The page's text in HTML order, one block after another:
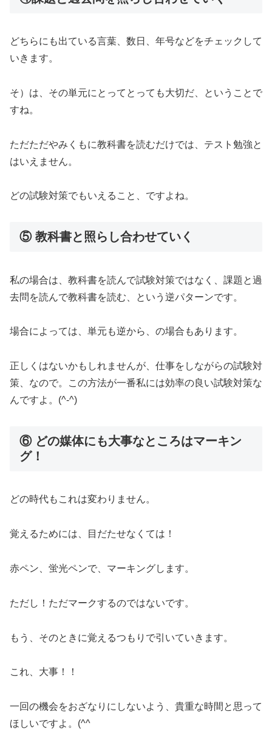
どちらにも出ている言葉、数日、年号などをチェックして
いきます。
そ）は、その単元にとってとっても大切だ、ということで
すね。
ただただやみくもに教科書を読むだけでは、テスト勉強と
はいえません。
どの試験対策でもいえること、ですよね。
⑤ 教科書と照らし合わせていく
私の場合は、教科書を読んで試験対策ではなく、課題と過
去問を読んで教科書を読む、という逆パターンです。
場合によっては、単元も逆から、の場合もあります。
正しくはないかもしれませんが、仕事をしながらの試験対
策、なので。この方法が一番私には効率の良い試験対策な
んですよ。(^-^)
⑥ どの媒体にも大事なところはマーキン
グ！
どの時代もこれは変わりません。
覚えるためには、目だたせなくては！
赤ペン、蛍光ペンで、マーキングします。
ただし！ただマークするのではないです。
もう、そのときに覚えるつもりで引いていきます。
これ、大事！！
一回の機会をおざなりにしないよう、貴重な時間と思って
ほしいですよ。(^^ゞ